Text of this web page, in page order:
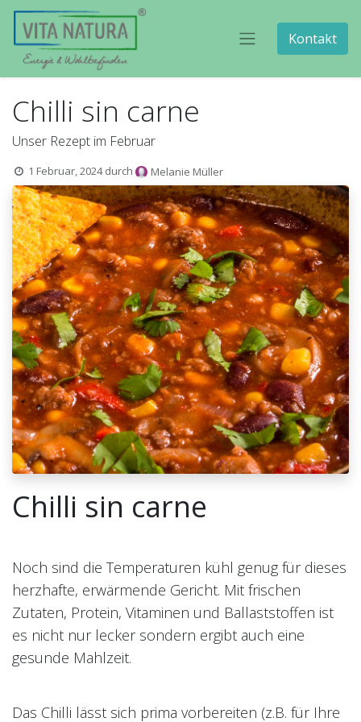
Kontakt
Chilli sin carne
Unser Rezept im Februar
1 Februar, 2024 durch Melanie Müller
Chilli sin carne
Noch sind die Temperaturen kühl genug für dieses
herzhafte, erwärmende Gericht. Mit frischen
Zutaten, Protein, Vitaminen und Ballaststoffen ist
es nicht nur lecker sondern ergibt auch eine
gesunde Mahlzeit.
Das Chilli lässt sich prima vorbereiten (z.B. für Ihre